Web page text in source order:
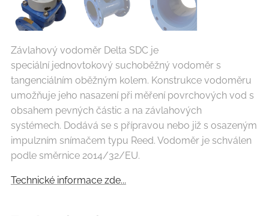
Závlahový vodoměr Delta SDC je
speciální jednovtokový suchoběžný vodoměr s
tangenciálním oběžným kolem. Konstrukce vodoměru
umožňuje jeho nasazení při měření povrchových vod s
obsahem pevných částic a na závlahových
systémech. Dodává se s přípravou nebo již s osazeným
impulzním snímačem typu Reed. Vodoměr je schválen
podle směrnice 2014/32/EU.
Technické informace zde...